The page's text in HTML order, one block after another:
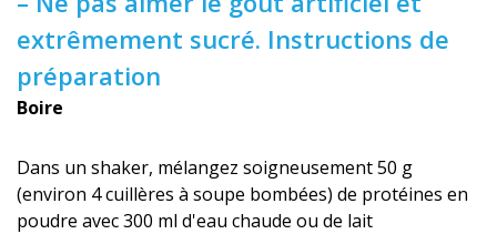
extrêmement sucré. Instructions de
préparation
Boire
Dans un shaker, mélangez soigneusement 50 g
(environ 4 cuillères à soupe bombées) de protéines en
poudre avec 300 ml d'eau chaude ou de lait